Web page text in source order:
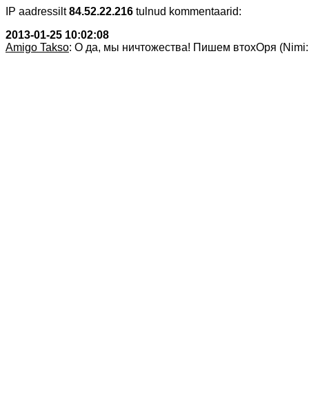
IP aadressilt84.52.22.216 tulnud kommentaarid:
2013-01-25 10:02:08
Amigo Takso: О да, мы ничтожества! Пишем втохОря